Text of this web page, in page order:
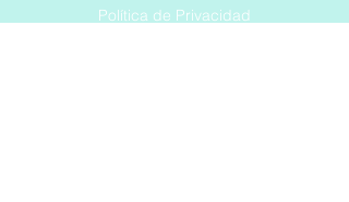
Política de Privacidad